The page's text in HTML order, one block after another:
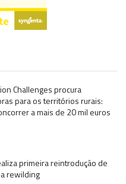
Challenges procura
para os territórios rurais:
a mais de 20 mil euros
primeira reintrodução de
rewilding